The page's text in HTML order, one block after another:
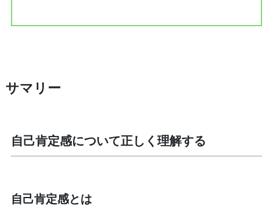
サマリー
自己肯定感について正しく理解する
自己肯定感とは